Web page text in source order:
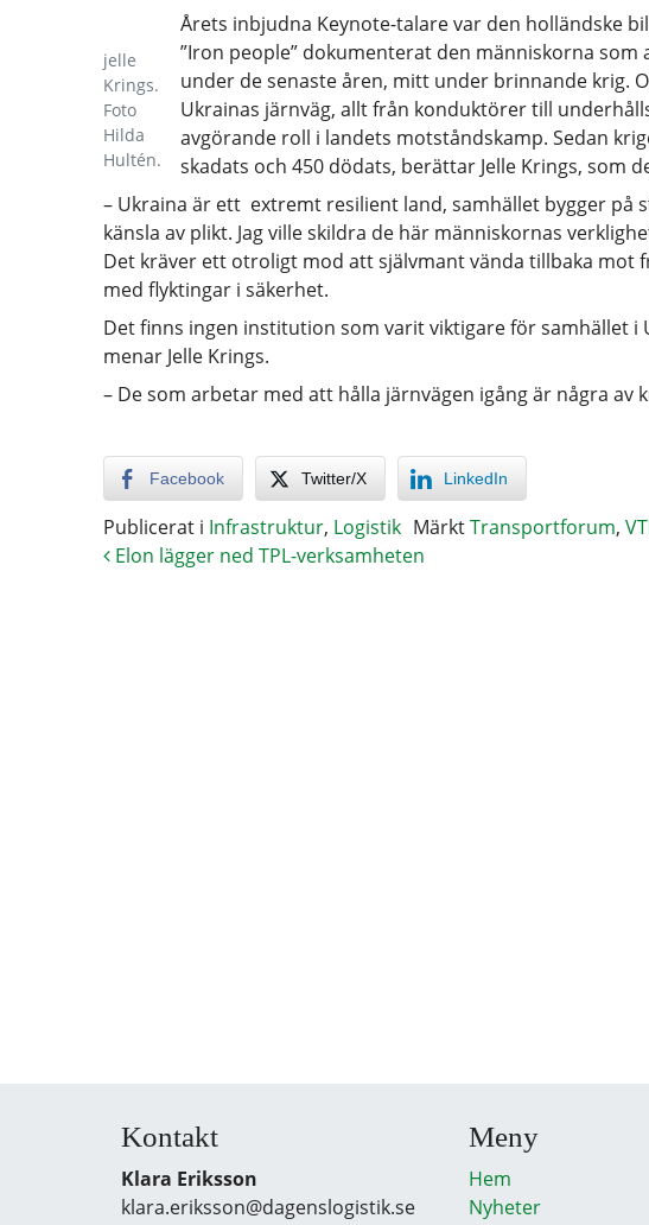
jelle
Krings.
Foto
Hilda
Hultén.
Årets inbjudna Keynote-talare var den holländske
”Iron people” dokumenterat den människorna
under de senaste åren, mitt under brinnande krig.
Ukrainas järnväg, allt från konduktörer till
avgörande roll i landets motståndskamp. Sedan
skadats och 450 dödats, berättar Jelle Krings, som
– Ukraina är ett extremt resilient land, samhället bygger på
känsla av plikt. Jag ville skildra de här människornas
Det kräver ett otroligt mod att självmant vända tillbaka mot
med flyktingar i säkerhet.
Det finns ingen institution som varit viktigare för samhället i
menar Jelle Krings.
– De som arbetar med att hålla järnvägen igång är några av
Facebook Twitter/X LinkedIn
Publicerat i Infrastruktur, Logistik MärktTransportforum,
Elon lägger ned TPL-verksamheten
Kontakt
Klara Eriksson
klara.eriksson@dagenslogistik.se
Meny
Hem
Nyheter